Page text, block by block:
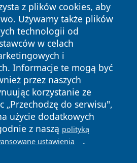
z plików cookies, aby
Używamy także plików
technologii od
w celach
i
Informacje te mogą być
przez naszych
korzystanie ze
„Przechodzę do serwisu",
użycie dodatkowych
z naszą polityką
ustawienia .
Wszystkie prawa
Polityka
Cookies